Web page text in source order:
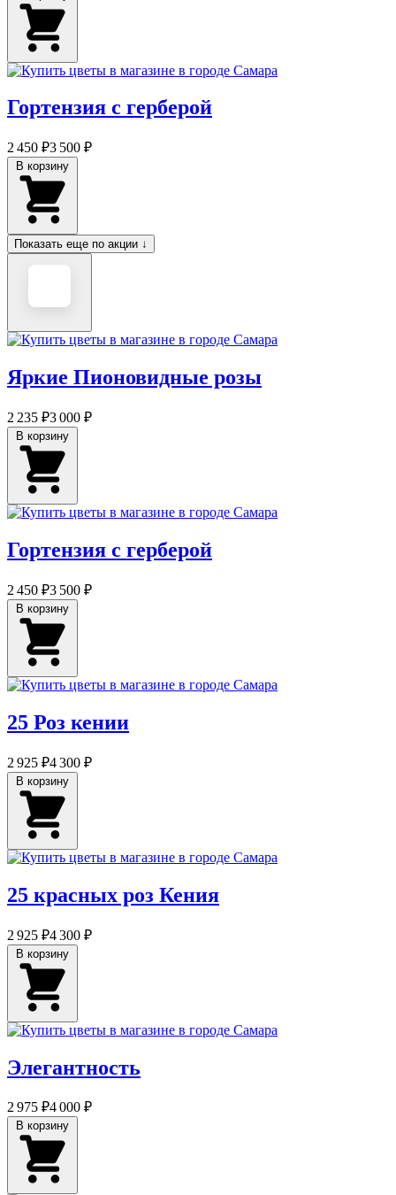
Гортензия с герберой
2 450 ₽3 500 ₽
Показать еще по акции ↓
Яркие Пионовидные розы
2 235 ₽3 000 ₽
Гортензия с герберой
2 450 ₽3 500 ₽
25 Роз кении
2 925 ₽4 300 ₽
25 красных роз Кения
2 925 ₽4 300 ₽
Элегантность
2 975 ₽4 000 ₽